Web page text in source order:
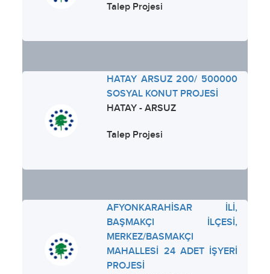
Talep Projesi
HATAY ARSUZ 200/ 500000
SOSYAL KONUT PROJESİ
HATAY - ARSUZ
Talep Projesi
AFYONKARAHİSAR İLİ,
BAŞMAKÇI İLÇESİ,
MERKEZ/BASMAKÇI
MAHALLESİ 24 ADET İŞYERİ
PROJESİ